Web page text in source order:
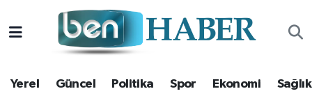
Yerel Güncel Politika Spor Ekonomi Sağlık
Yerel
Güncel
Hava Durumu
Trafik Durumu